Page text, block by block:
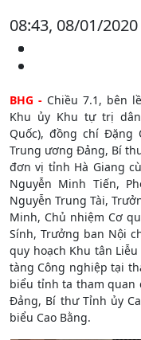
08:43, 08/01/2020
BHG - Chiều 7.1, bên
Khu ủy Khu tự trị dân
Quốc), đồng chí Đặng
Trung ương Đảng, Bí
đơn vị tỉnh Hà Giang
Nguyễn Minh Tiến,
Nguyễn Trung Tài,
Minh, Chủ nhiệm Cơ
Sính, Trưởng ban Nội
quy hoạch Khu tân
tàng Công nghiệp tại
biểu tỉnh ta tham quan
Đảng, Bí thư Tỉnh ủy
biểu Cao Bằng.